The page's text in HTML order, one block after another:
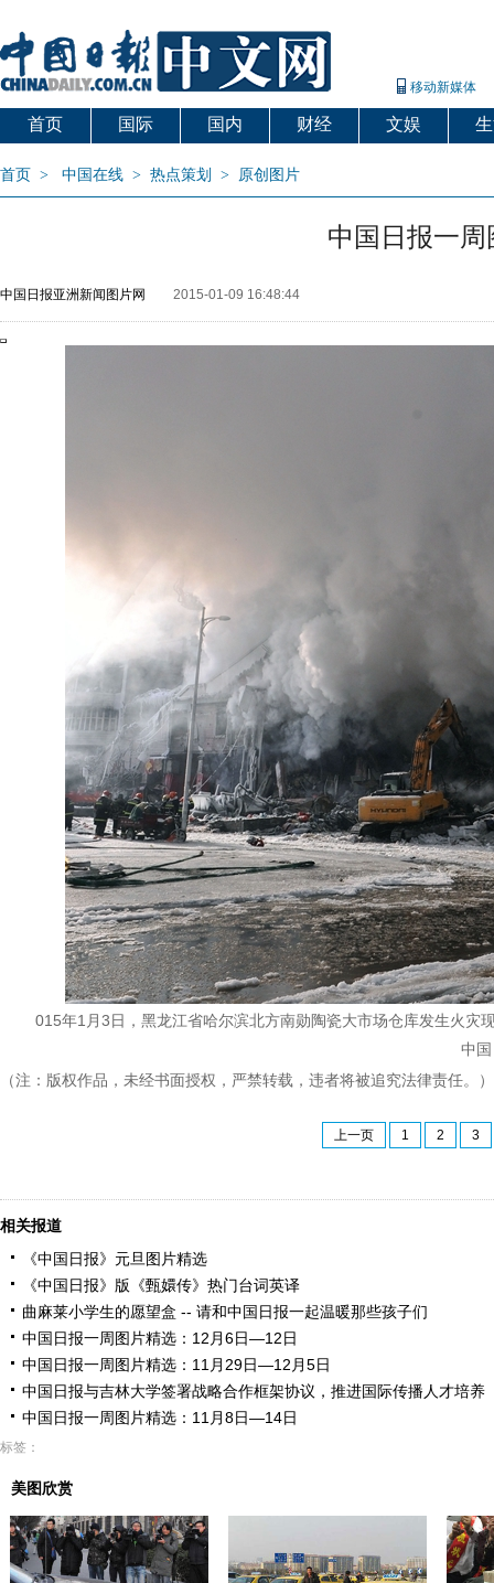
移动新媒体
首页 国际 国内 财经 文娱
首页 > 中国在线 > 热点策划 > 原创图片
中国日报一
中国日报亚洲新闻图片网 2015-01-09 16:48:44
015年1月3日，黑龙江省哈尔滨北方南勋陶瓷大市场仓库发生火
中
（注：版权作品，未经书面授权，严禁转载，违者将被追究法律责任。）
上一页 1 2 3
相关报道
《中国日报》元旦图片精选
《中国日报》版《甄嬛传》热门台词英译
曲麻莱小学生的愿望盒 -- 请和中国日报一起温暖那些孩子们
中国日报一周图片精选：12月6日—12日
中国日报一周图片精选：11月29日—12月5日
中国日报与吉林大学签署战略合作框架协议，推进国际传播人才培养
中国日报一周图片精选：11月8日—14日
标签：
美图欣赏